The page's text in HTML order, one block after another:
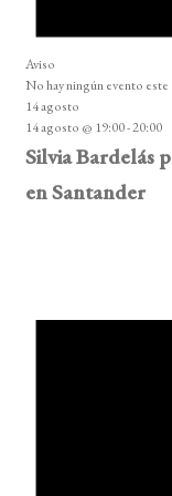
Aviso
No hay ningún evento este
14 agosto
14 agosto @ 19:00-20:00
Silvia Bardelás
en Santander